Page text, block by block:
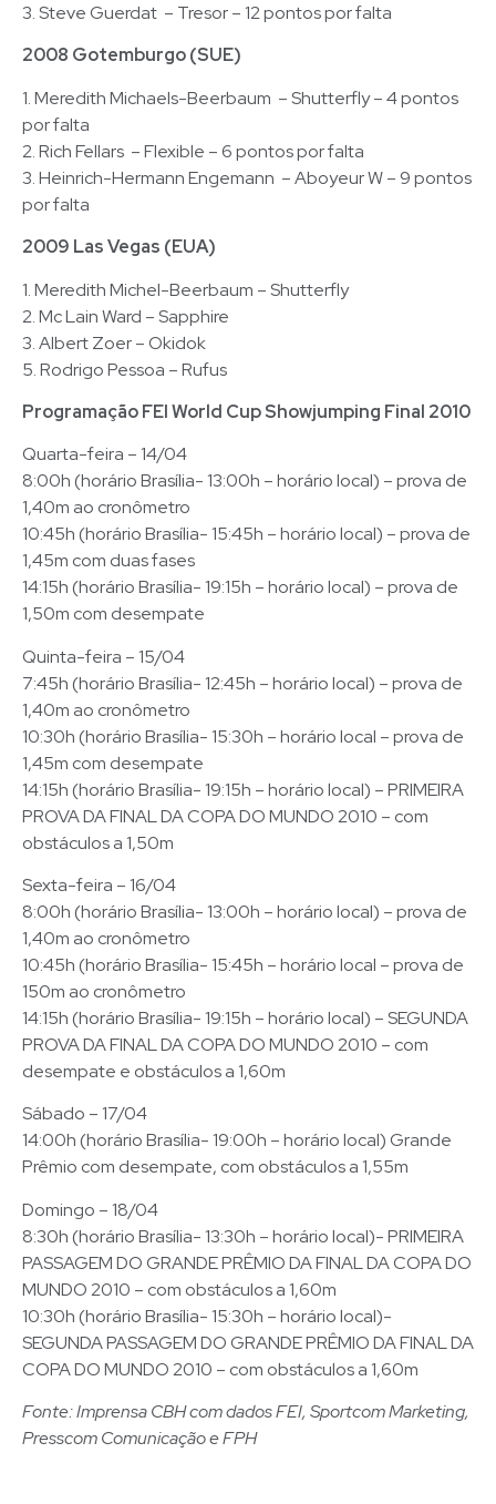
3. Steve Guerdat – Tresor – 12 pontos por falta
2008 Gotemburgo (SUE)
1. Meredith Michaels-Beerbaum – Shutterfly – 4 pontos
por falta
2. Rich Fellars – Flexible – 6 pontos por falta
3. Heinrich-Hermann Engemann – Aboyeur W – 9 pontos
por falta
2009 Las Vegas (EUA)
1. Meredith Michel-Beerbaum – Shutterfly
2. Mc Lain Ward – Sapphire
3. Albert Zoer – Okidok
5. Rodrigo Pessoa – Rufus
Programação FEI World Cup Showjumping Final 2010
Quarta-feira – 14/04
8:00h (horário Brasília- 13:00h – horário local) – prova de
1,40m ao cronômetro
10:45h (horário Brasília- 15:45h – horário local) – prova de
1,45m com duas fases
14:15h (horário Brasília- 19:15h – horário local) – prova de
1,50m com desempate
Quinta-feira – 15/04
7:45h (horário Brasília- 12:45h – horário local) – prova de
1,40m ao cronômetro
10:30h (horário Brasília- 15:30h – horário local – prova de
1,45m com desempate
14:15h (horário Brasília- 19:15h – horário local) – PRIMEIRA
PROVA DA FINAL DA COPA DO MUNDO 2010 – com
obstáculos a 1,50m
Sexta-feira – 16/04
8:00h (horário Brasília- 13:00h – horário local) – prova de
1,40m ao cronômetro
10:45h (horário Brasília- 15:45h – horário local – prova de
150m ao cronômetro
14:15h (horário Brasília- 19:15h – horário local) – SEGUNDA
PROVA DA FINAL DA COPA DO MUNDO 2010 – com
desempate e obstáculos a 1,60m
Sábado – 17/04
14:00h (horário Brasília- 19:00h – horário local) Grande
Prêmio com desempate, com obstáculos a 1,55m
Domingo – 18/04
8:30h (horário Brasília- 13:30h – horário local)- PRIMEIRA
PASSAGEM DO GRANDE PRÊMIO DA FINAL DA COPA DO
MUNDO 2010 – com obstáculos a 1,60m
10:30h (horário Brasília- 15:30h – horário local)-
SEGUNDA PASSAGEM DO GRANDE PRÊMIO DA FINAL DA
COPA DO MUNDO 2010 – com obstáculos a 1,60m
Fonte: Imprensa CBH com dados FEI, Sportcom Marketing,
Presscom Comunicação e FPH